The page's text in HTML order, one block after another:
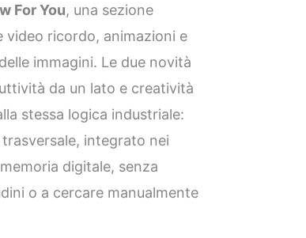
For You, una sezione
video ricordo, animazioni e
immagini. Le due novità
da un lato e creatività
stessa logica industriale:
integrato nei
digitale, senza
o a cercare manualmente